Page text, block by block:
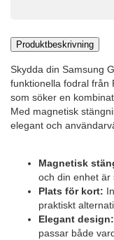
Produktbeskrivning
Skydda din Samsung
funktionella fodral från
som söker en
Med magnetisk
elegant och
Magnetisk
och din enhet är
Plats för kort:
praktiskt
Elegant design:
passar både